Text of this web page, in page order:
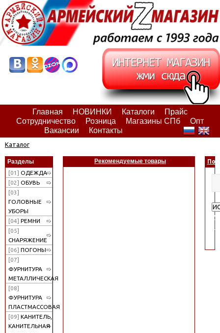
Главная НОВИНКИ Каталоги
Прайс
Сотрудничество
Розница Магазины СПб
Опт
Вакансии
Контакты
Каталог
Разделы
[01] ОДЕЖДА
[02] ОБУВЬ
[03]
ГОЛОВНЫЕ
УБОРЫ
[04] РЕМНИ
[05]
СНАРЯЖЕНИЕ
[06] ПОГОНЫ
[07]
ФУРНИТУРА
МЕТАЛЛИЧЕСКАЯ
[08]
ФУРНИТУРА
ПЛАСТМАССОВАЯ
[09] КАНИТЕЛЬ,
КАНИТЕЛЬНАЯ
Рекомендуемые товары